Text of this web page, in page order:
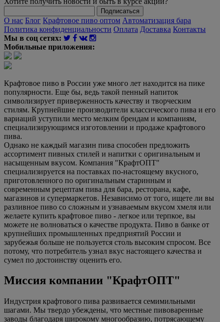
Подписаться
О нас Блог Крафтовое пиво оптом Автоматизация бара
Политика конфиденциальности Оплата Доставка Контакты
Мы в соц сетях:
Мобильные приложения:
Крафтовое пиво в России уже много лет находится на пике
популярности. Еще бы, ведь такой пенный напиток
символизирует приверженность качеству и творческим
стилям. Крупнейшие производители классического пива и его
вариаций уступили место мелким брендам и компаниям,
специализирующимся изготовлении и продаже крафтового
пива.
Однако не каждый магазин пива способен предложить
ассортимент пивных стилей и напитки с оригинальным и
насыщенным вкусом. Компания "КрафтОПТ"
специализируется на поставках по-настоящему вкусного,
приготовленного по оригинальным старинным и
современным рецептам пива для бара, ресторана, кафе,
магазинов и супермаркетов. Независимо от того, ищете ли вы
разливное пиво со сложным и узнаваемым вкусом хмеля или
желаете купить крафтовое пиво - легкое или терпкое, вы
можете не волноваться о качестве продукта. Пиво в банке от
крупнейших промышленных предприятий России и
зарубежья больше не пользуется столь высоким спросом. Все
потому, что потребитель узнал вкус настоящего качества и
сумел по достоинству оценить его.
Миссия компании "КрафтОПТ"
Индустрия крафтового пива развивается семимильными
шагами. Мы твердо убеждены, что местные пивоваренные
заводы благодаря широкому многообразию, потрясающему